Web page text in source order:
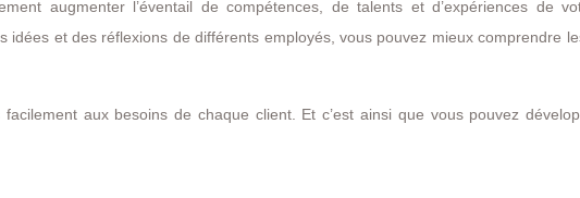
augmenter l’éventail de compétences, de talents et d’expériences de
idées et des réflexions de différents employés, vous pouvez mieux comprendre
aux besoins de chaque client. Et c’est ainsi que vous pouvez